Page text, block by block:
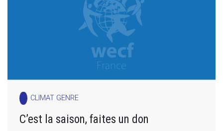
CLIMAT GENRE
C’est la saison, faites un don